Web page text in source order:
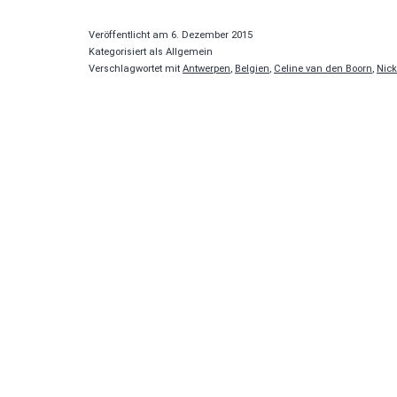
Veröffentlicht am 6. Dezember 2015
Kategorisiert als Allgemein
Verschlagwortet mit Antwerpen, Belgien, Celine van den Boorn,